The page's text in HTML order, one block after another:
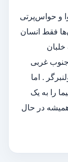
و حواس‌پرتی
فقط انسان
جنوب غربی
. اما
را به یک
در حال